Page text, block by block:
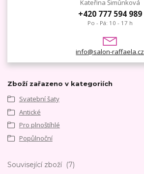
Kateřina Šimůnková
+420 777 594 989
Po - Pá: 10 - 17 h
info@salon-raffaela.cz
Zboží zařazeno v kategoriích
Svatební šaty
Antické
Pro plnoštíhlé
Popůlnoční
Související zboží 7